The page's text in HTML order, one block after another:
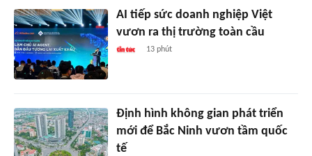
AI tiếp sức doanh nghiệp Việt
vươn ra thị trường toàn cầu
13 phút
Định hình không gian phát triển
mới để Bắc Ninh vươn tầm quốc
tế